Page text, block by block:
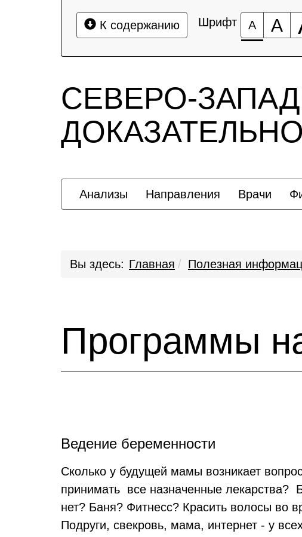
К содержанию Шрифт А А
СЕВЕРО-
Анализы Направления Врачи
Вы здесь: Главная Полезная
Программы
Ведение беременности
Сколько у будущей мамы возникает
принимать все назначенные лекарства?
нет? Баня? Фитнесс? Красить волосы во
Подруги, свекровь, мама, интернет - у